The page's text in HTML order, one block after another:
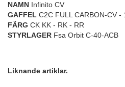
NAMN Infinito CV
GAFFEL C2C FULL CARBON-CV -
FÄRG CK KK - RK - RR
STYRLAGER Fsa Orbit C-40-ACB
Liknande artiklar.